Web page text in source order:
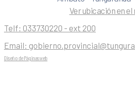
Ver ubicación en el
Telf: 033730220 - ext 200
Email:
Diseño de Páginas web